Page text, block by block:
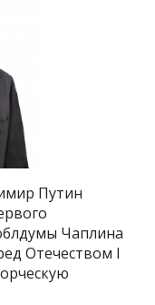
Путин
Чаплина
Отечеством I